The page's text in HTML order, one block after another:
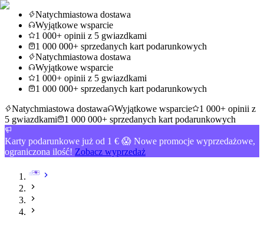
Natychmiastowa dostawa
Wyjątkowe wsparcie
1 000+ opinii z 5 gwiazdkami
1 000 000+ sprzedanych kart podarunkowych
Natychmiastowa dostawa
Wyjątkowe wsparcie
1 000+ opinii z 5 gwiazdkami
1 000 000+ sprzedanych kart podarunkowych
Natychmiastowa dostawa
Wyjątkowe wsparcie
1 000+ opinii z
5 gwiazdkami
1 000 000+ sprzedanych kart podarunkowych
Karty podarunkowe już od 1 € 😱 Nowe promocje wyprzedażowe,
ograniczona ilość! Zobacz wyprzedaż